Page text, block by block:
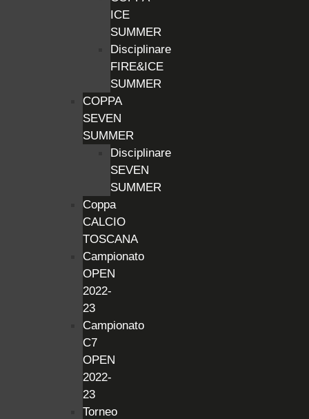
ICE
SUMMER
Disciplinare
FIRE&ICE
SUMMER
COPPA
SEVEN
SUMMER
Disciplinare
SEVEN
SUMMER
Coppa
CALCIO
TOSCANA
Campionato
OPEN
2022-
23
Campionato
C7
OPEN
2022-
23
Torneo